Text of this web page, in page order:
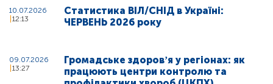
10.07.2026
12:13
Статистика ВІЛ/СНІД в Україні:
ЧЕРВЕНЬ 2026 року
09.07.2026
13:27
Громадське здоровʼя у регіонах: як
працюють центри контролю та